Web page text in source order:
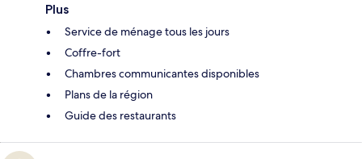
Plus
Service de ménage tous les jours
Coffre-fort
Chambres communicantes disponibles
Plans de la région
Guide des restaurants